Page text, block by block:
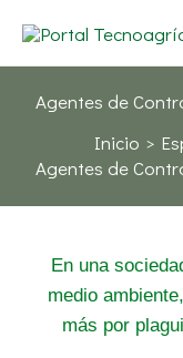
contenido
Agentes de
Inicio
Agentes de
En una
medio
más por